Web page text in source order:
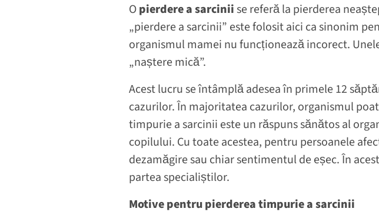
Opierdere a sarciniise referă la pierderea
„pierdere a sarcinii” este folosit aici ca sinonim
organismul mamei nu funcționează incorect.
„naștere mică”.
Acest lucru se întâmplă adesea în primele 12
cazurilor. În majoritatea cazurilor, organismul
timpurie a sarcinii este un răspuns sănătos al
copilului. Cu toate acestea, pentru persoanele
dezamăgire sau chiar sentimentul de eșec. În
partea specialiștilor.
Motive pentru pierderea timpurie a sarcinii